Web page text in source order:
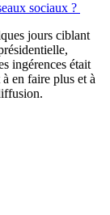
sociaux ?
jours ciblant
ingérences était
en faire plus et à